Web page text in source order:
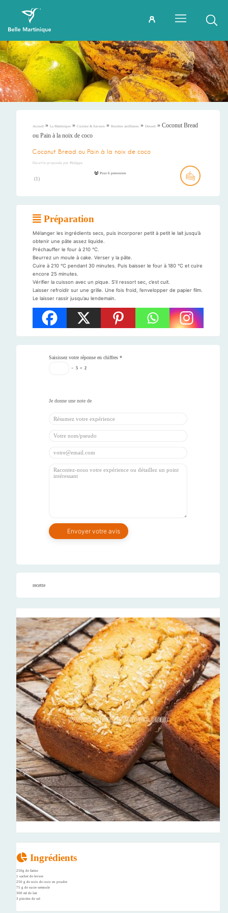
Accueil » La Martinique » Cuisine & Saveurs » Recettes antillaises » Dessert » Coconut Bread
ou Pain à la noix de coco
Coconut Bread ou Pain à la noix de coco
Recette proposée par Philippe
(1)
Pour 6 personnes
Préparation
Mélanger les ingrédients secs, puis incorporer petit à petit le lait jusqu’à
obtenir une pâte assez liquide.
Préchauffer le four à 210 °C.
Beurrez un moule à cake. Verser y la pâte.
Cuire à 210 °C pendant 30 minutes. Puis baisser le four à 180 °C et cuire
encore 25 minutes.
Vérifier la cuisson avec un pique. S’il ressort sec, c’est cuit.
Laisser refroidir sur une grille. Une fois froid, l’envelopper de papier film.
Le laisser rassir jusqu’au lendemain.
Saisissez votre réponse en chiffres *
− 5 = 2
recette
Ingrédients
250g de farine
1 sachet de levure
250 g de noix de coco en poudre
75 g de sucre semoule
300 ml de lait
3 pincées de sel